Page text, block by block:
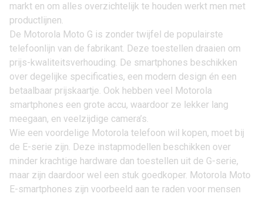
markt en om alles overzichtelijk te houden werkt men met
productlijnen.
De Motorola Moto G is zonder twijfel de populairste
telefoonlijn van de fabrikant. Deze toestellen draaien om
prijs-kwaliteitsverhouding. De smartphones beschikken
over degelijke specificaties, een modern design én een
betaalbaar prijskaartje. Ook hebben veel Motorola
smartphones een grote accu, waardoor ze lekker lang
meegaan, en veelzijdige camera’s.
Wie een voordelige Motorola telefoon wil kopen, moet bij
de E-serie zijn. Deze instapmodellen beschikken over
minder krachtige hardware dan toestellen uit de G-serie,
maar zijn daardoor wel een stuk goedkoper. Motorola Moto
E-smartphones zijn voorbeeld aan te raden voor mensen